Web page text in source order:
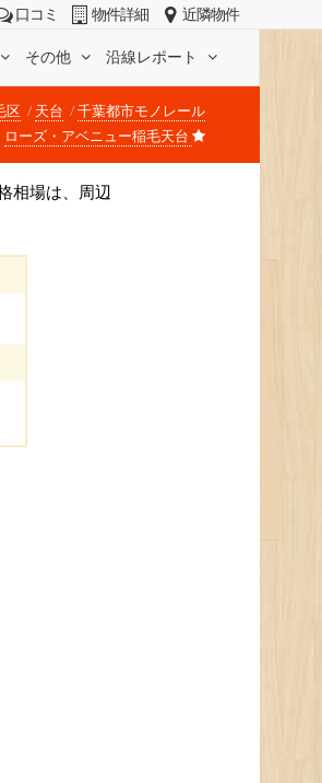
その他 沿線レポート
口コミ 物件詳細 近隣物件
区 天台
千葉都市モノレール
ローズ・アベニュー稲毛天台
相場は、周辺